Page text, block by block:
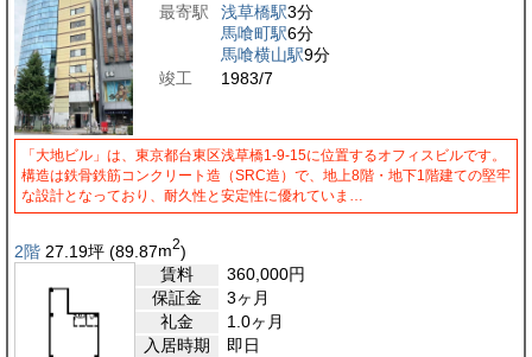
最寄駅
浅草橋駅3分
馬喰町駅6分
馬喰横山駅9分
竣工
1983/7
「大地ビル」は、東京都台東区浅草橋1-9-15に位置するオフィスビルです。
構造は鉄骨鉄筋コンクリート造（SRC造）で、地上8階・地下1階建ての堅牢
な設計となっており、耐久性と安定性に優れていま…
2階 27.19坪 (89.87m2)
賃料
360,000円
保証金
3ヶ月
礼金
1.0ヶ月
入居時期
即日